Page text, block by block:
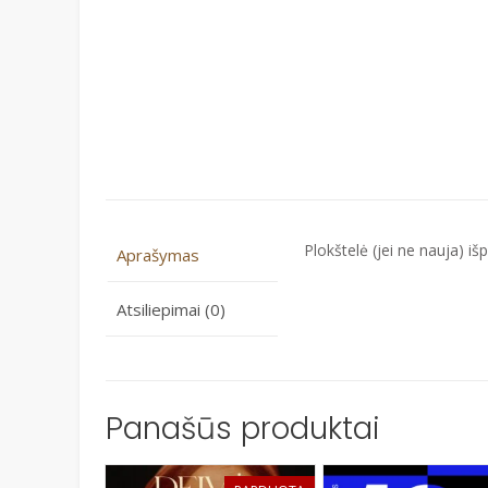
Aprašymas
Atsiliepimai (0)
Plokštelė (jei ne nauja)
Panašūs produktai